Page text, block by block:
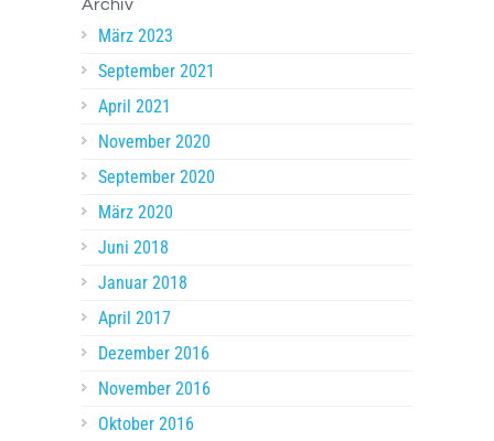
Archiv
März 2023
September 2021
April 2021
November 2020
September 2020
März 2020
Juni 2018
Januar 2018
April 2017
Dezember 2016
November 2016
Oktober 2016